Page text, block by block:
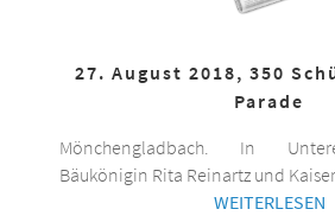
27. August 2018, 350
Parade
Mönchengladbach. In
Bäukönigin Rita Reinartz und
WEITERLESEN